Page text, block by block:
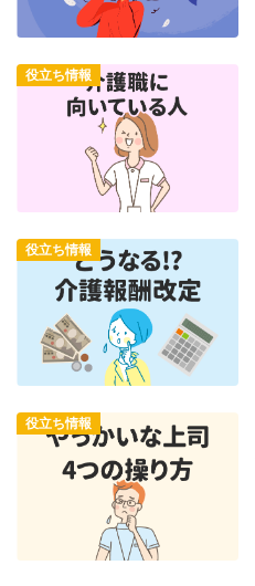
役立ち情報
役立ち情報
役立ち情報